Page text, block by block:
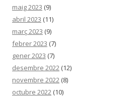
maig 2023 (9)
abril 2023 (11)
març 2023 (9)
febrer 2023 (7)
gener 2023 (7)
desembre 2022 (12)
novembre 2022 (8)
octubre 2022 (10)